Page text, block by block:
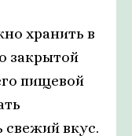
хранить в
закрытой
пищевой
свежий вкус.